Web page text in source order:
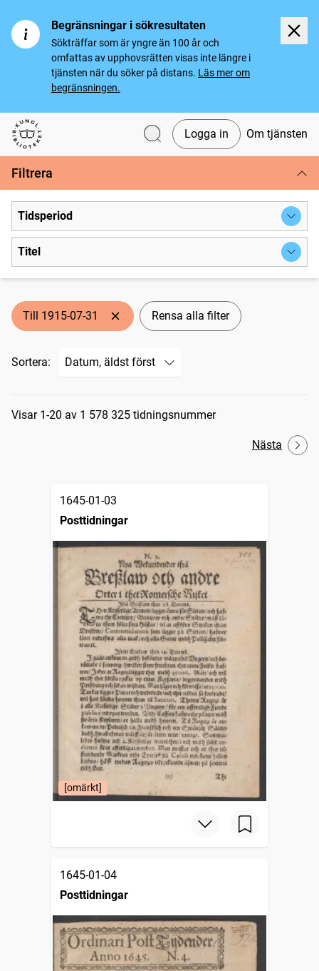
Begränsningar i sökresultaten
Sökträffar som är yngre än 100 år och
omfattas av upphovsrätten visas inte längre i
tjänsten när du söker på distans. Läs mer om
begränsningen.
Svenska tidningar
Logga in Om tjänsten
Filtrera
Tidsperiod
Titel
Till 1915-07-31 Rensa alla filter
Sortera:
Sökresultat
Visar 1-20 av 1 578 325 tidningsnummer
Nästa
1645-01-03
Posttidningar
[omärkt]
1645-01-04
Posttidningar